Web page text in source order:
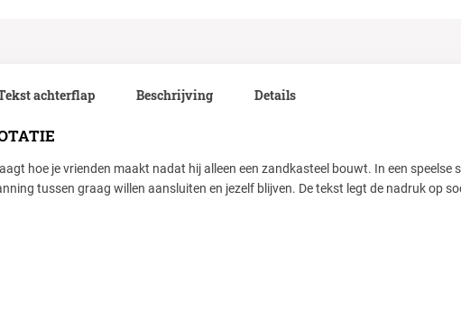
hoe je vrienden maakt nadat hij alleen een zandkasteel bouwt. In een
tussen graag willen aansluiten en jezelf blijven. De tekst legt de nadruk op
achterflap Beschrijving Details